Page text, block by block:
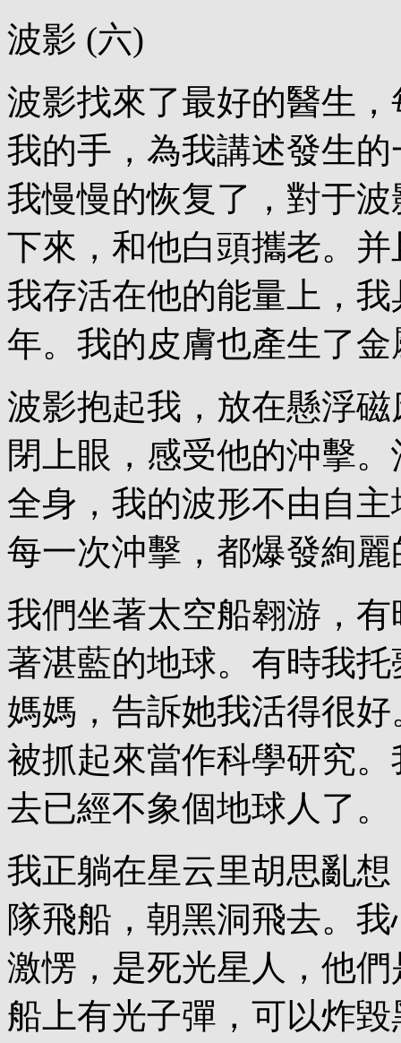
波影 (六)
波影找來了最好的醫生
我的手，為我講述發生的
我慢慢的恢复了，對于
下來，和他白頭攜老。并
我存活在他的能量上，
年。我的皮膚也產生了
波影抱起我，放在懸浮
閉上眼，感受他的沖擊
全身，我的波形不由自
每一次沖擊，都爆發絢
我們坐著太空船翱游，
著湛藍的地球。有時我托
媽媽，告訴她我活得很
被抓起來當作科學研究。
去已經不象個地球人了。
我正躺在星云里胡思亂
隊飛船，朝黑洞飛去。
激愣，是死光星人，他
船上有光子彈，可以炸毀